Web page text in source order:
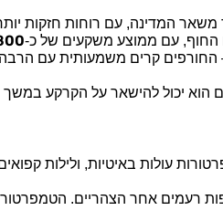
משאר המדינה, עם רוחות חזקות
החוף, עם ממוצע משקעים של כ-800
קרים משמעותית עם הרבה
הוא יכול להישאר על הקרקע
עולות באיטיות, ולילות
רעמים אחר הצהריים.